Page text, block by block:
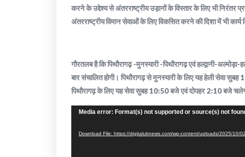
करने के उद्देश्य से अंतरराष्ट्रीय उड़ानों के विस्तार के लिए भी निरंतर
अंतरराष्ट्रीय विमान सेवाओं के लिए विकसित करने की दिशा में भी कार्य
गौरतलब है कि पिथौरागढ़ -मुनस्यारी -पिथौरागढ़ एवं हल्द्वानी-
बार संचालित होगी। पिथौरागढ़ से मुनस्यारी के लिए यह हेली सेवा
पिथौरागढ़ के लिए यह सेवा सुबह 10:50 बजे एवं दोपहर 2:10 बजे
Video
Media error: Format(s) not supported or source(s) not
Download File: https://digitaluknews.com/wp-content/uploads/2025/10/